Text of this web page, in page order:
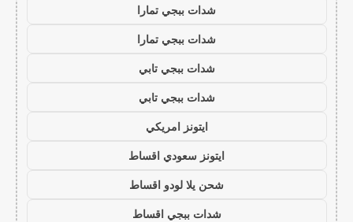
شدات ببجي تمارا
شدات ببجي تمارا
شدات ببجي تابي
شدات ببجي تابي
ايتونز امريكي
ايتونز سعودي اقساط
شحن يلا لودو اقساط
شدات ببجي اقساط